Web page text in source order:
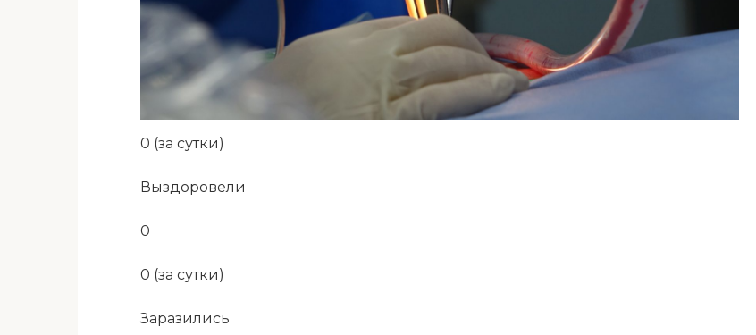
0 (за сутки)
Выздоровели
0
0 (за сутки)
Заразились